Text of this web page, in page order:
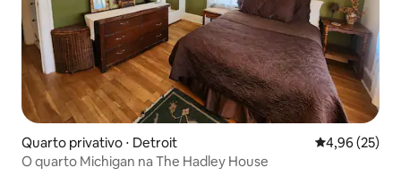
Quarto privativo ⋅ Detroit 4,96 de uma
4,96 (25)
O quarto Michigan na The Hadley House